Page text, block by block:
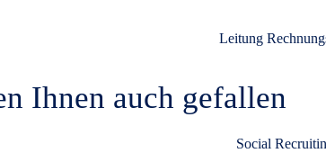
Ihnen auch gefallen